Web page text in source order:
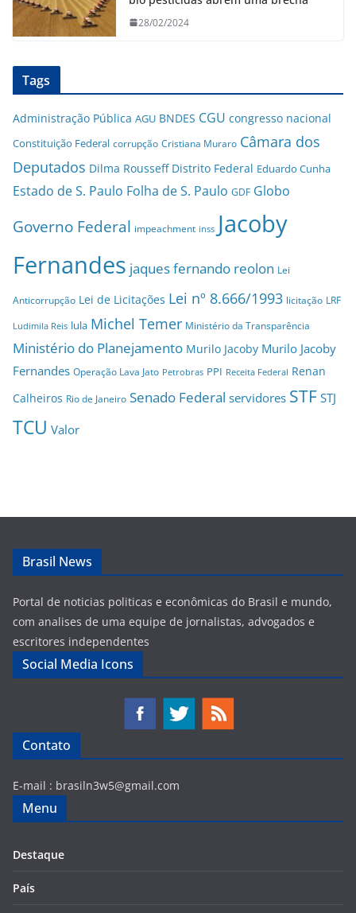
28/02/2024
Tags
Administração Pública AGU BNDES CGU congresso nacional
Constituição Federal corrupção Cristiana Muraro Câmara dos
Deputados Dilma Rousseff Distrito Federal Eduardo Cunha
Estado de S. Paulo Folha de S. Paulo GDF Globo
Governo Federal impeachment inss Jacoby
Fernandes jaques fernando reolon Lei
Anticorrupção Lei de Licitações Lei nº 8.666/1993 licitação LRF
Ludimila Reis lula Michel Temer Ministério da Transparência
Ministério do Planejamento Murilo Jacoby Murilo Jacoby
Fernandes Operação Lava Jato Petrobras PPI Receita Federal Renan
Calheiros Rio de Janeiro Senado Federal servidores STF STJ
TCU Valor
Brasil News
Portal de noticias politicas e econômicas do Brasil e mundo,
com analises de uma equipe de jornalistas, advogados e
escritores independentes
Social Media Icons
Contato
E-mail : brasiln3w5@gmail.com
Menu
Destaque
País